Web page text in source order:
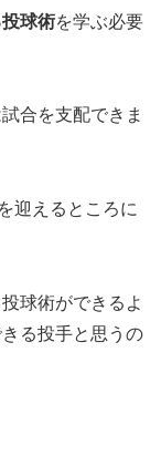
球術を学ぶ必要
合を支配できま
迎えるところに
球術ができるよ
る投手と思うの